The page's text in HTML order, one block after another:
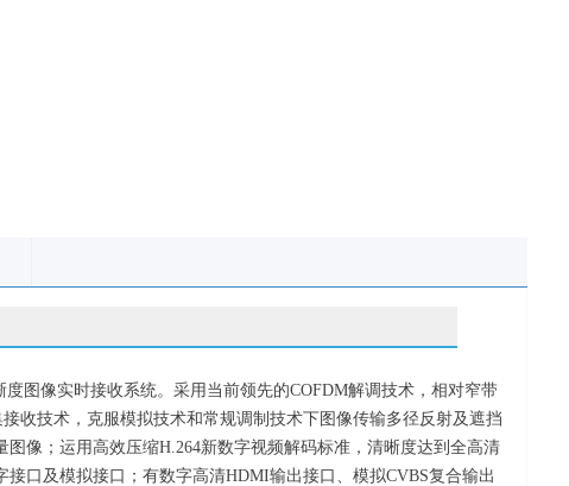
图像实时接收系统。采用当前领先的COFDM解调技术，相对窄带
收技术，克服模拟技术和常规调制技术下图像传输多径反射及遮挡
像；运用高效压缩H.264新数字视频解码标准，清晰度达到全高清
接口及模拟接口；有数字高清HDMI输出接口、模拟CVBS复合输出